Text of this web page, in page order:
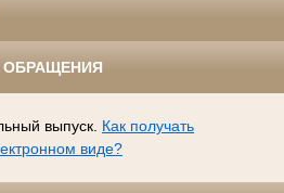
ОБРАЩЕНИЯ
выпуск. Как получать
виде?